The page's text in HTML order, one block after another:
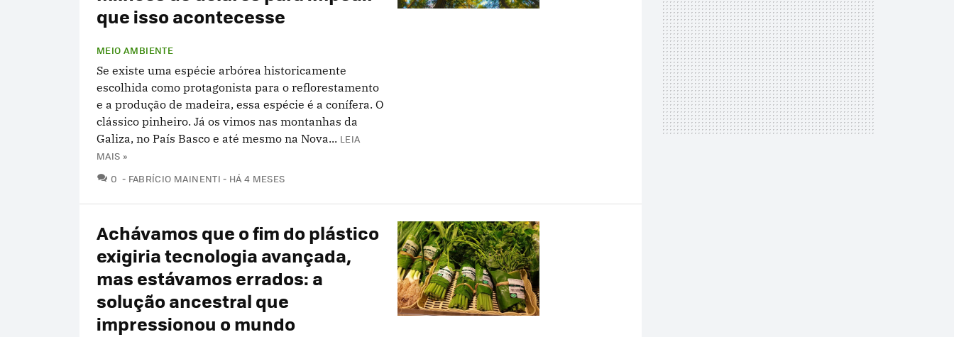
que isso acontecesse
MEIO AMBIENTE
Se existe uma espécie arbórea historicamente
escolhida como protagonista para o reflorestamento
e a produção de madeira, essa espécie é a conífera. O
clássico pinheiro. Já os vimos nas montanhas da
Galiza, no País Basco e até mesmo na Nova... LEIA
MAIS »
0 COMENTÁRIOS
FABRÍCIO MAINENTI HÁ 4 MESES
Achávamos que o fim do plástico
exigiria tecnologia avançada,
mas estávamos errados: a
solução ancestral que
impressionou o mundo